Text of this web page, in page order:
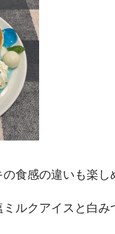
食感の違いも楽
ルクアイスと白